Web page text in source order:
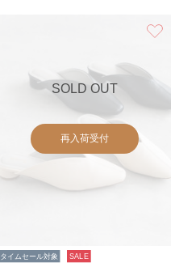
SOLD OUT
再入荷受付
タイムセール対象 SALE